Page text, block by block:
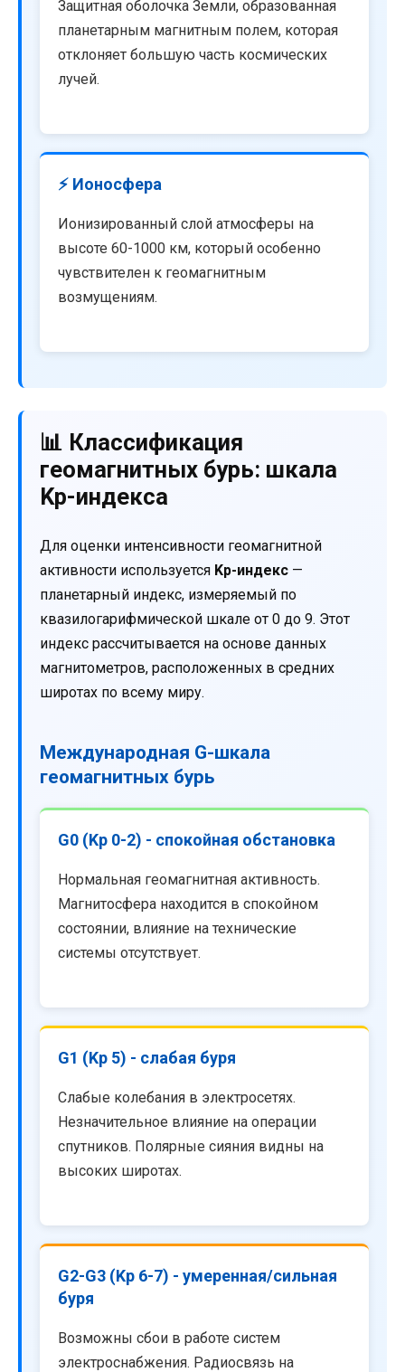
Защитная оболочка Земли, образованная
планетарным магнитным полем, которая
отклоняет большую часть космических
лучей.
⚡ Ионосфера
Ионизированный слой атмосферы на
высоте 60-1000 км, который особенно
чувствителен к геомагнитным
возмущениям.
📊 Классификация
геомагнитных бурь: шкала
Kp-индекса
Для оценки интенсивности геомагнитной
активности используется Kp-индекс —
планетарный индекс, измеряемый по
квазилогарифмической шкале от 0 до 9. Этот
индекс рассчитывается на основе данных
магнитометров, расположенных в средних
широтах по всему миру.
Международная G-шкала
геомагнитных бурь
G0 (Kp 0-2) - спокойная обстановка
Нормальная геомагнитная активность.
Магнитосфера находится в спокойном
состоянии, влияние на технические
системы отсутствует.
G1 (Kp 5) - слабая буря
Слабые колебания в электросетях.
Незначительное влияние на операции
спутников. Полярные сияния видны на
высоких широтах.
G2-G3 (Kp 6-7) - умеренная/сильная
буря
Возможны сбои в работе систем
электроснабжения. Радиосвязь на